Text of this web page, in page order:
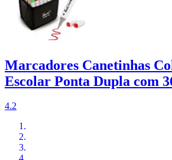
Marcadores Canetinhas
Escolar Ponta Dupla com
4.2